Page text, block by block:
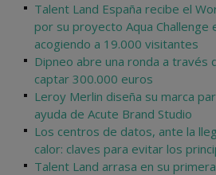
Talent Land España recibe el
por su proyecto Aqua Challenge
acogiendo a 19.000 visitantes
Dipneo abre una ronda a través
captar 300.000 euros
Leroy Merlin diseña su marca
ayuda de Acute Brand Studio
Los centros de datos, ante la
calor: claves para evitar los
Talent Land arrasa en su